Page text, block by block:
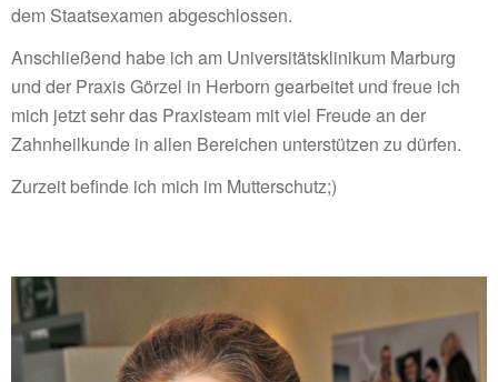
Termine
dem Staatsexamen abgeschlossen.
Anschließend habe ich am Universitätsklinikum Marburg
und der Praxis Görzel in Herborn gearbeitet und freue ich
mich jetzt sehr das Praxisteam mit viel Freude an der
Zahnheilkunde in allen Bereichen unterstützen zu dürfen.
Zurzeit befinde ich mich im Mutterschutz;)